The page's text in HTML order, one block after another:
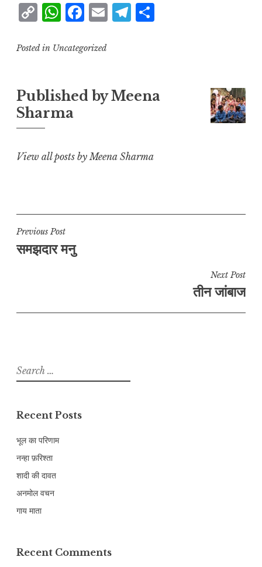
C
p
L
i
n
W
at
A
p
p
F
c
b
o
E
T
r
a
e
Posted in Uncategorized
Published byMeena
Sharma
View all posts by Meena Sharma
Post
navigation
Previous Post
समझदार मनु
Next Post
तीन जांबाज
Search
for:
Recent Posts
भूल का परिणाम
नन्हा फ़रिश्ता
शादी की दावत
अनमोल वचन
गाय माता
Recent Comments